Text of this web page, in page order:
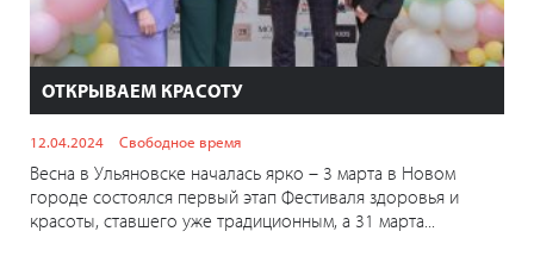
ОТКРЫВАЕМ КРАСОТУ
12.04.2024 Свободное время
Весна в Ульяновске началась ярко – 3 марта в Новом
городе состоялся первый этап Фестиваля здоровья и
красоты, ставшего уже традиционным, а 31 марта...